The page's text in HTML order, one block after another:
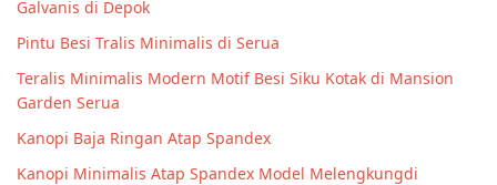
Galvanis di Depok
Pintu Besi Tralis Minimalis di Serua
Teralis Minimalis Modern Motif Besi Siku Kotak di Mansion
Garden Serua
Kanopi Baja Ringan Atap Spandex
Kanopi Minimalis Atap Spandex Model Melengkungdi